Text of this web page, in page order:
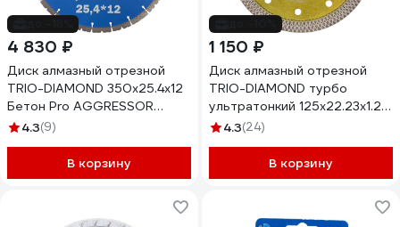
4 830 ₽
Диск алмазный отрезной
TRIO-DIAMOND 350x25.4x12
Бетон Pro AGGRESSOR
330350
4.3(9)
В корзину
1 150 ₽
Диск алмазный отрезной
TRIO-DIAMOND турбо
ультратонкий 125х22.23х1.2
Ultra Thin X-Turbo UTX520
4.3(24)
В корзину